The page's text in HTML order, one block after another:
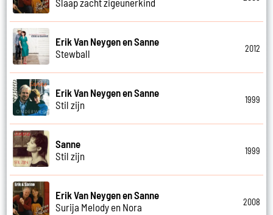
Erik Van Neygen en Sanne
Stewball
2012
Erik Van Neygen en Sanne
Stil zijn
1999
Sanne
Stil zijn
1999
Erik Van Neygen en Sanne
Surija Melody en Nora
2008